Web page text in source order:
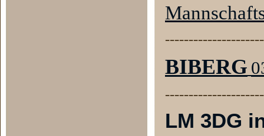
BIBERG
LM 3DG